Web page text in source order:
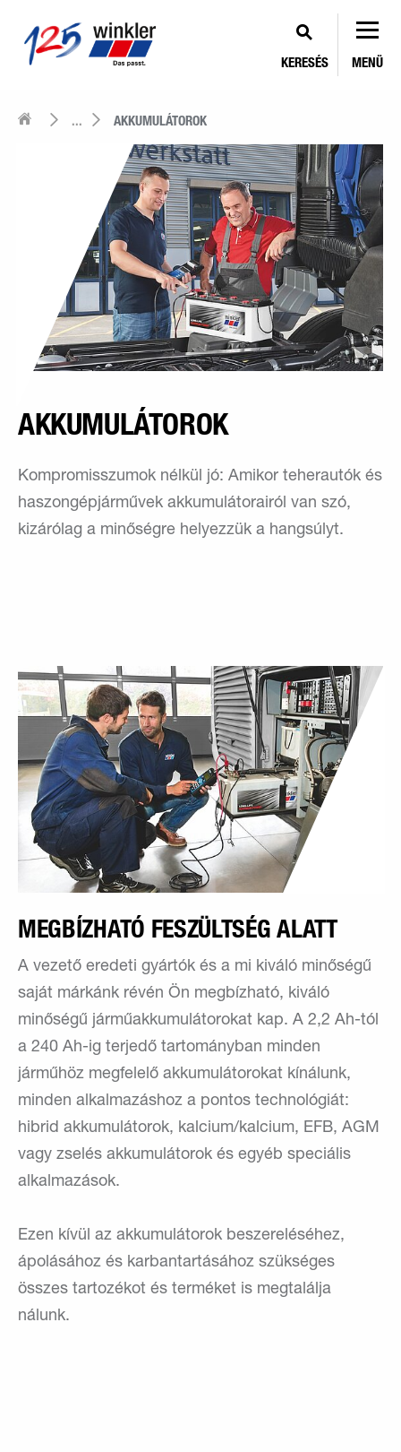
KERESÉS MENÜ
... AKKUMULÁTOROK
AKKUMULÁTOROK
Kompromisszumok nélkül jó: Amikor teherautók és
haszongépjárművek akkumulátorairól van szó,
kizárólag a minőségre helyezzük a hangsúlyt.
MEGBÍZHATÓ FESZÜLTSÉG ALATT
A vezető eredeti gyártók és a mi kiváló minőségű
saját márkánk révén Ön megbízható, kiváló
minőségű járműakkumulátorokat kap. A 2,2 Ah-tól
a 240 Ah-ig terjedő tartományban minden
járműhöz megfelelő akkumulátorokat kínálunk,
minden alkalmazáshoz a pontos technológiát:
hibrid akkumulátorok, kalcium/kalcium, EFB, AGM
vagy zselés akkumulátorok és egyéb speciális
alkalmazások.
Ezen kívül az akkumulátorok beszereléséhez,
ápolásához és karbantartásához szükséges
összes tartozékot és terméket is megtalálja
nálunk.